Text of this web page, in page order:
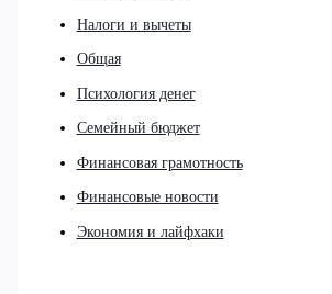
Налоги и вычеты
Общая
Психология денег
Семейный бюджет
Финансовая грамотность
Финансовые новости
Экономия и лайфхаки